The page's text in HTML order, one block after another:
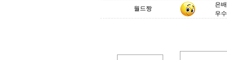
월드짱
은
우